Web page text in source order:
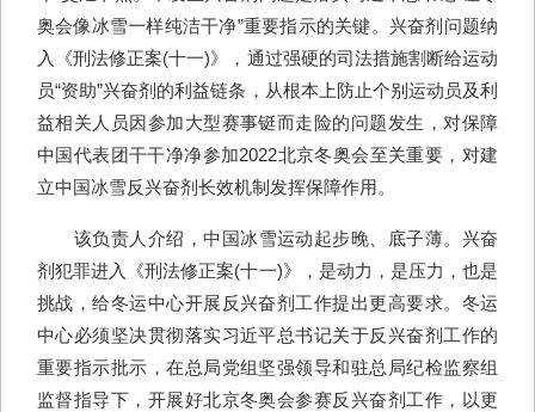
奥会像冰雪一样纯洁干净”重要指示的关键。兴奋剂问题纳
入《刑法修正案(十一)》，通过强硬的司法措施割断给运动
员“资助”兴奋剂的利益链条，从根本上防止个别运动员及利
益相关人员因参加大型赛事铤而走险的问题发生，对保障
中国代表团干干净净参加2022北京冬奥会至关重要，对建
立中国冰雪反兴奋剂长效机制发挥保障作用。
该负责人介绍，中国冰雪运动起步晚、底子薄。兴奋
剂犯罪进入《刑法修正案(十一)》，是动力，是压力，也是
挑战，给冬运中心开展反兴奋剂工作提出更高要求。冬运
中心必须坚决贯彻落实习近平总书记关于反兴奋剂工作的
重要指示批示，在总局党组坚强领导和驻总局纪检监察组
监督指导下，开展好北京冬奥会参赛反兴奋剂工作，以更